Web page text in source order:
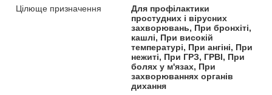
Цілюще призначення
Для профілактики
простудних і вірусних
захворювань, При бронхіті,
кашлі, При високій
температурі, При ангіні, При
нежиті, При ГРЗ, ГРВІ, При
болях у м'язах, При
захворюваннях органів
дихання